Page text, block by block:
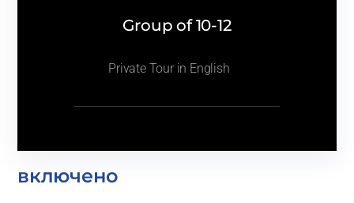
Group of 10-12
Private Tour in English
включено